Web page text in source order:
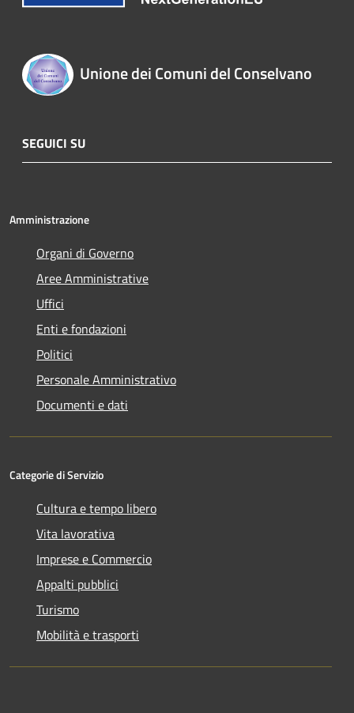
Unione dei Comuni del Conselvano
SEGUICI SU
Amministrazione
Organi di Governo
Aree Amministrative
Uffici
Enti e fondazioni
Politici
Personale Amministrativo
Documenti e dati
Categorie di Servizio
Cultura e tempo libero
Vita lavorativa
Imprese e Commercio
Appalti pubblici
Turismo
Mobilità e trasporti